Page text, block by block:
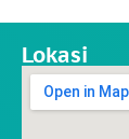
Lokasi